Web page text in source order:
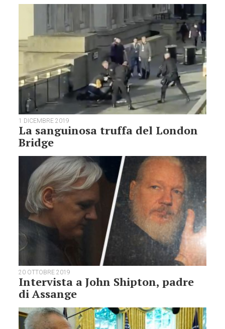
1 DICEMBRE 2019
La sanguinosa truffa del London
Bridge
20 OTTOBRE 2019
Intervista a John Shipton, padre
di Assange